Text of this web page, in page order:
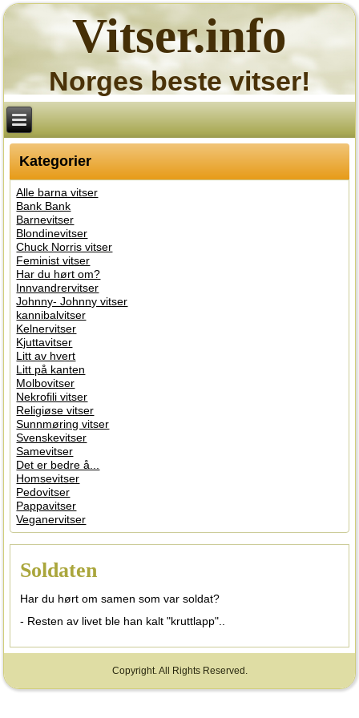
Vitser.info
Norges beste vitser!
Kategorier
Alle barna vitser
Bank Bank
Barnevitser
Blondinevitser
Chuck Norris vitser
Feminist vitser
Har du hørt om?
Innvandrervitser
Johnny- Johnny vitser
kannibalvitser
Kelnervitser
Kjuttavitser
Litt av hvert
Litt på kanten
Molbovitser
Nekrofili vitser
Religiøse vitser
Sunnmøring vitser
Svenskevitser
Samevitser
Det er bedre å...
Homsevitser
Pedovitser
Pappavitser
Veganervitser
Soldaten
Har du hørt om samen som var soldat?
- Resten av livet ble han kalt "kruttlapp"..
Copyright. All Rights Reserved.